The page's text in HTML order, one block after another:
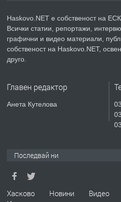
ПРЕДЛАГА
Продавам
Haskovo.NET е собственост на
Всички статии, репортажи,
графични и видео материали,
собственост на Haskovo.NET,
друго.
Главен редактор
Анета Кутелова
Последвай ни
Хасково Новини Видео